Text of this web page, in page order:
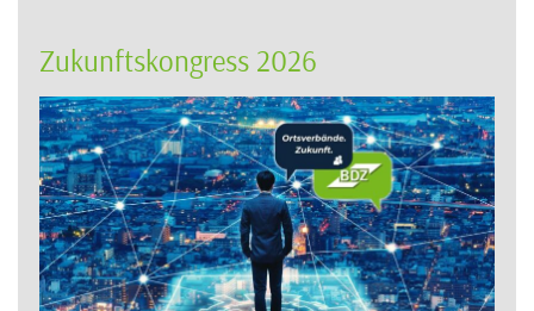
Zukunftskongress 2026